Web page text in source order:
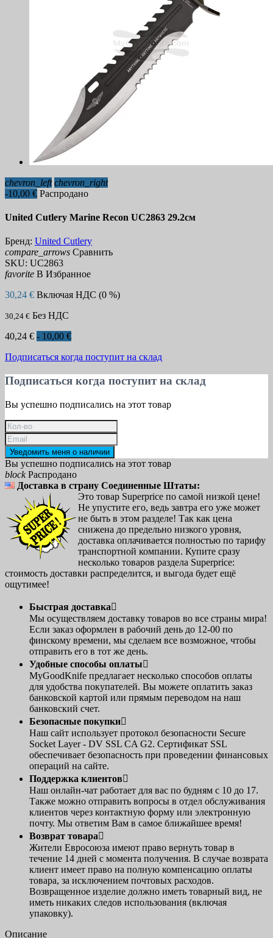
chevron_left chevron_right
-10,00 € Распродано
United Cutlery Marine Recon UC2863 29.2см
Бренд: United Cutlery
compare_arrows Сравнить
SKU: UC2863
favorite В Избранное
30,24 € Включая НДС (0 %)
30,24 € Без НДС
40,24 € - 10,00 €
Подписаться когда поступит на склад
Подписаться когда поступит на склад
Вы успешно подписались на этот товар
Уведомить меня о наличии
Вы успешно подписались на этот товар
blockРаспродано
Доставка в страну Соединенные Штаты:
Это товар Superprice по самой низкой цене!
Не упустите его, ведь завтра его уже может
не быть в этом разделе! Так как цена
снижена до предельно низкого уровня,
доставка оплачивается полностью по тарифу
транспортной компании. Купите сразу
несколько товаров раздела Superprice:
стоимость доставки распределится, и выгода будет ещё
ощутимее!
Быстрая доставка
Мы осуществляем доставку товаров во все страны мира!
Если заказ оформлен в рабочий день до 12-00 по
финскому времени, мы сделаем все возможное, чтобы
отправить его в тот же день.
Удобные способы оплаты
MyGoodKnife предлагает несколько способов оплаты
для удобства покупателей. Вы можете оплатить заказ
банковской картой или прямым переводом на наш
банковский счет.
Безопасные покупки
Наш сайт использует протокол безопасности Secure
Socket Layer - DV SSL CA G2. Сертификат SSL
обеспечивает безопасность при проведении финансовых
операций на сайте.
Поддержка клиентов
Наш онлайн-чат работает для вас по будням с 10 до 17.
Также можно отправить вопросы в отдел обслуживания
клиентов через контактную форму или электронную
почту. Мы ответим Вам в самое ближайшее время!
Возврат товара
Жители Евросоюза имеют право вернуть товар в
течение 14 дней с момента получения. В случае возврата
клиент имеет право на полную компенсацию оплаты
товара, за исключением почтовых расходов.
Возвращенное изделие должно иметь товарный вид, не
иметь никаких следов использования (включая
упаковку).
Описание